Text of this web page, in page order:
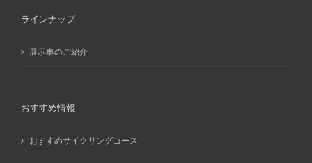
ラインナップ
展示車のご紹介
おすすめ情報
おすすめサイクリングコース